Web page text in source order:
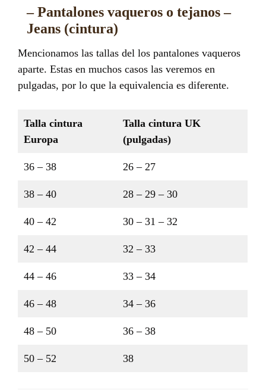
– Pantalones vaqueros o tejanos –
Jeans (cintura)
Mencionamos las tallas del los pantalones vaqueros
aparte. Estas en muchos casos las veremos en
pulgadas, por lo que la equivalencia es diferente.
Talla cintura
Europa
Talla cintura UK
(pulgadas)
36 – 38 26 – 27
38 – 40 28 – 29 – 30
40 – 42 30 – 31 – 32
42 – 44 32 – 33
44 – 46 33 – 34
46 – 48 34 – 36
48 – 50 36 – 38
50 – 52 38